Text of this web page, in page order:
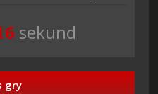
sekund
gry